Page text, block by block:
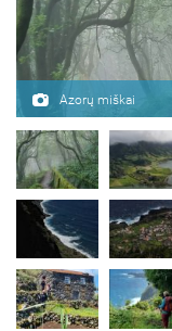
Azorų miškai